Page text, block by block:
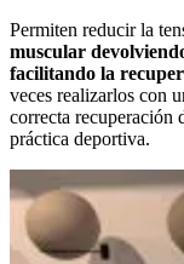
Permiten reducir la
muscular
facilitando la
veces realizarlos con
correcta recuperación
práctica deportiva.